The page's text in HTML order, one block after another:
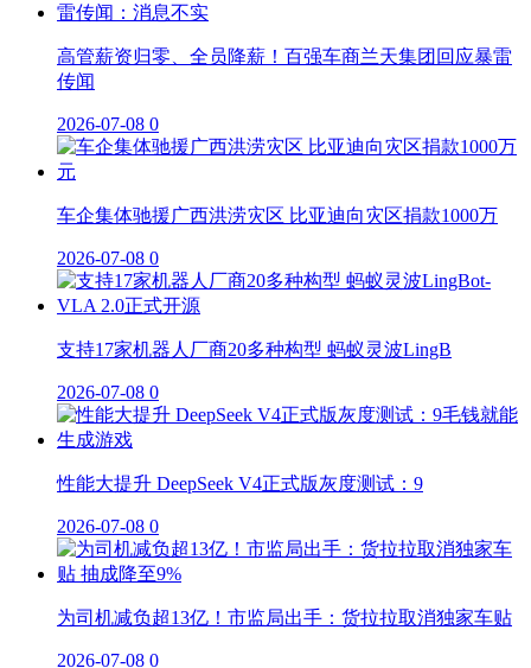
高管薪资归零、全员降薪！百强车商兰天集团回应暴雷
传闻
2026-07-08 0
车企集体驰援广西洪涝灾区 比亚迪向灾区捐款1000万
2026-07-08 0
支持17家机器人厂商20多种构型 蚂蚁灵波LingB
2026-07-08 0
性能大提升 DeepSeek V4正式版灰度测试：9
2026-07-08 0
为司机减负超13亿！市监局出手：货拉拉取消独家车贴
2026-07-08 0